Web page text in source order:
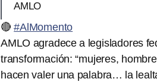
AMLO
🔴#AlMomento
AMLO agradece a legisladores
transformación: “mujeres,
hacen valer una palabra… la